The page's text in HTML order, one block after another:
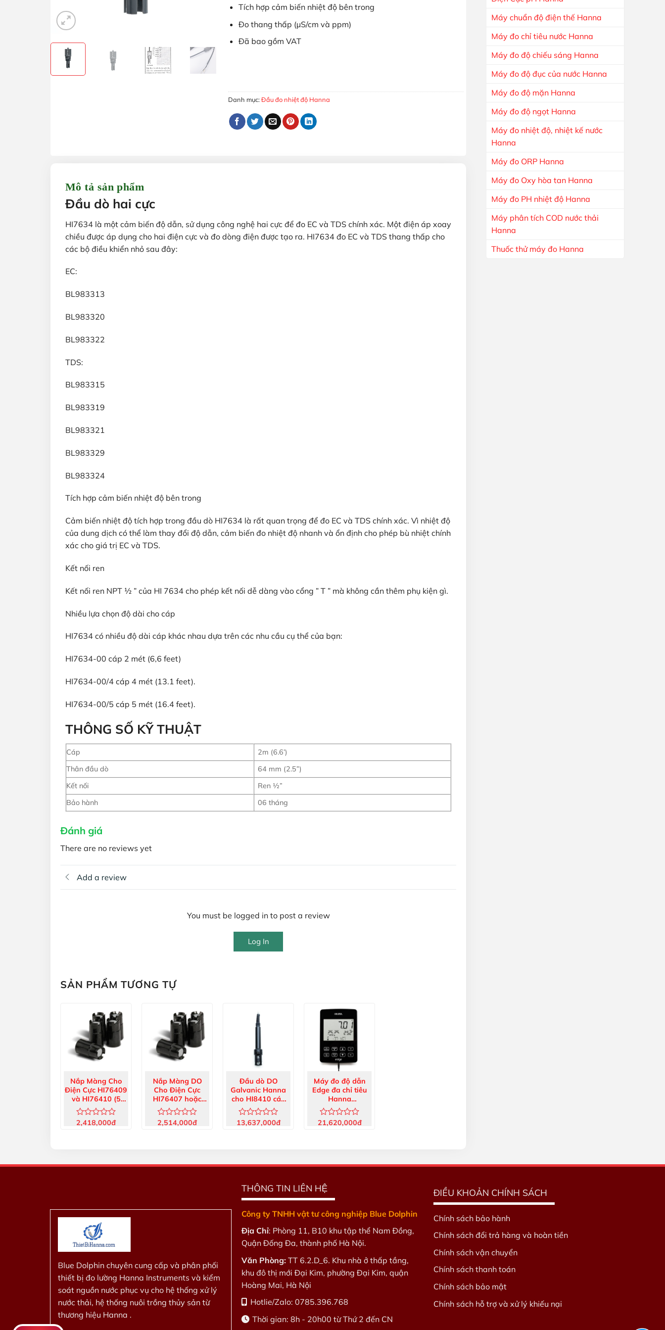
Máy chuẩn độ điện thế Hanna
Máy đo chỉ tiêu nước Hanna
Máy đo độ chiếu sáng Hanna
Máy đo độ đục của nước Hanna
Máy đo độ mặn Hanna
Máy đo độ ngọt Hanna
Máy đo nhiệt độ, nhiệt kế nước
Hanna
Máy đo ORP Hanna
Máy đo Oxy hòa tan Hanna
Máy đo PH nhiệt độ Hanna
Máy phân tích COD nước thải
Hanna
Thuốc thử máy đo Hanna
Tích hợp cảm biến nhiệt độ bên trong
Đo thang thấp (µS/cm và ppm)
Đã bao gồm VAT
Danh mục:Đầu đo nhiệt độ Hanna
Mô tả sản phẩm
Đầu dò hai cực
HI7634 là một cảm biến độ dẫn, sử dụng công nghệ hai cực để đo EC và TDS chính xác. Một điện áp xoay
chiều được áp dụng cho hai điện cực và đo dòng điện được tạo ra. HI7634 đo EC và TDS thang thấp cho
các bộ điều khiển nhỏ sau đây:
EC:
BL983313
BL983320
BL983322
TDS:
BL983315
BL983319
BL983321
BL983329
BL983324
Tích hợp cảm biến nhiệt độ bên trong
Cảm biến nhiệt độ tích hợp trong đầu dò HI7634 là rất quan trọng để đo EC và TDS chính xác. Vì nhiệt độ
của dung dịch có thể làm thay đổi độ dẫn, cảm biến đo nhiệt độ nhanh và ổn định cho phép bù nhiệt chính
xác cho giá trị EC và TDS.
Kết nối ren
Kết nối ren NPT ½ ” của HI 7634 cho phép kết nối dễ dàng vào cổng ” T ” mà không cần thêm phụ kiện gì.
Nhiều lựa chọn độ dài cho cáp
HI7634 có nhiều độ dài cáp khác nhau dựa trên các nhu cầu cụ thể của bạn:
HI7634-00 cáp 2 mét (6,6 feet)
HI7634-00/4 cáp 4 mét (13.1 feet).
HI7634-00/5 cáp 5 mét (16.4 feet).
THÔNG SỐ KỸ THUẬT
Cáp
2m (6.6’)
Thân đầu dò
64 mm (2.5”)
Kết nối
Ren ½”
Bảo hành
06 tháng
Đánh giá
There are no reviews yet
Add a review
You must be logged in to post a review
Log In
SẢN PHẨM TƯƠNG TỰ
Nắp Màng Cho
Điện Cực HI76409
và HI76410 (5
Cái) HI76409A/P
Được
sao
2,418,000đ
Nắp Màng DO
Cho Điện Cực
HI76407 hoặc
HI76407/4F (5
Cái) HI76407A/P
Được
sao
2,514,000đ
Đầu dò DO
Galvanic Hanna
cho HI8410 cáp
10m HI76410/10
Được
sao
13,637,000đ
Máy đo độ dẫn
Edge đa chỉ tiêu
Hanna
EC/TDS/NaCl/Nhiệt
Độ HI2030-02
Được
sao
21,620,000đ
Blue Dolphin chuyên cung cấp và phân phối
thiết bị đo lường Hanna Instruments và kiểm
soát nguồn nước phục vụ cho hệ thống xử lý
nước thải, hệ thống nuôi trồng thủy sản từ
thương hiệu Hanna .
THÔNG TIN LIÊN HỆ
Công ty TNHH vật tư công nghiệp Blue Dolphin
Địa Chỉ: Phòng 11, B10 khu tập thể Nam Đồng,
Quận Đống Đa, thành phố Hà Nội.
Văn Phòng: TT 6.2.D_6. Khu nhà ở thấp tầng,
khu đô thị mới Đại Kim, phường Đại Kim, quận
Hoàng Mai, Hà Nội
Hotlie/Zalo: 0785.396.768
Thời gian: 8h - 20h00 từ Thứ 2 đến CN
ĐIỀU KHOẢN CHÍNH SÁCH
Chính sách bảo hành
Chính sách đổi trả hàng và hoàn tiền
Chính sách vận chuyển
Chính sách thanh toán
Chính sách bảo mật
Chính sách hỗ trợ và xử lý khiếu nại